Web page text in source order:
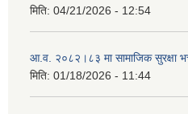
मिति: 04/21/2026 - 12:54
आ.व. २०८२।८३ मा सामाजिक सुरक्षा
मिति: 01/18/2026 - 11:44